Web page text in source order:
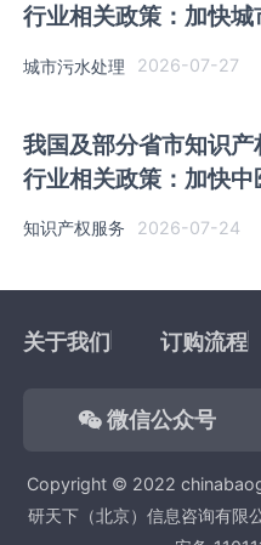
行业相关政策：加快城
城市污水处理 2026-07-27
我国及部分省市知识产
行业相关政策：加快中
技成果转化与知识产权
用
知识产权服务 2026-07-24
关于我们 订购流程
微信公众号
Copyright © 2022
研天下（北京）信息咨询有限